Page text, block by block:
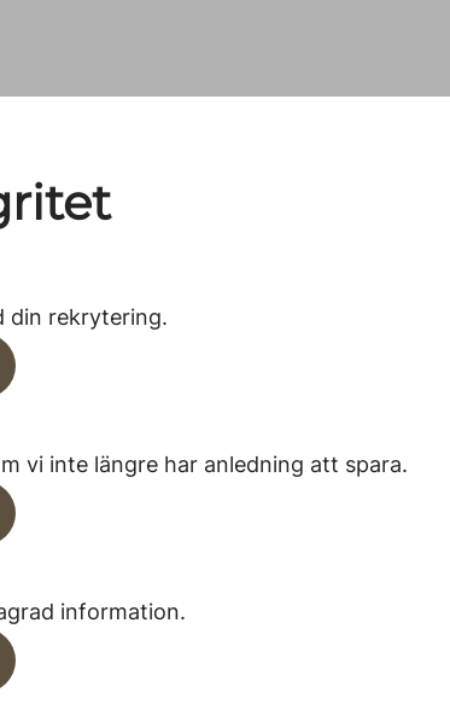
din rekrytering.
vi inte längre har anledning att spara.
information.